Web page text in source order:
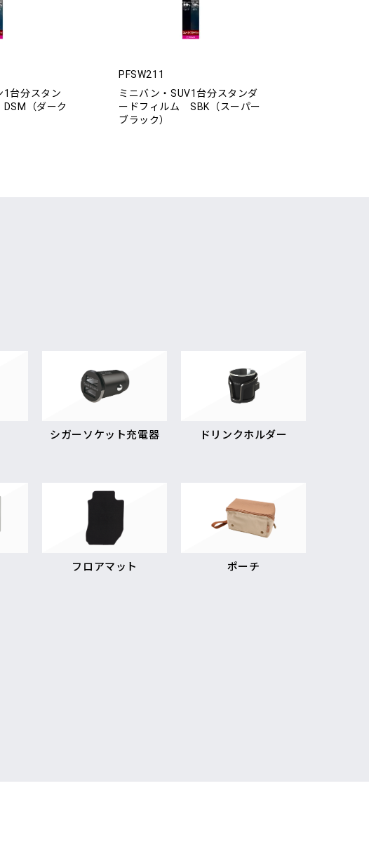
1台分スタン
（ダーク
PFSW211
ミニバン・SUV1台分スタンダ
ードフィルム SBK（スーパー
ブラック）
シガーソケット充電器 ドリンクホルダー
フロアマット ポーチ